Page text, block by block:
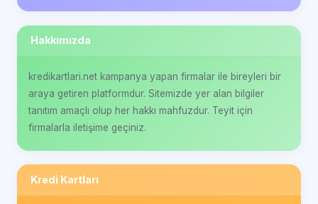
Hakkımızda
kredikartlari.net kampanya yapan firmalar ile bireyleri bir
araya getiren platformdur. Sitemizde yer alan bilgiler
tanıtım amaçlı olup her hakkı mahfuzdur. Teyit için
firmalarla iletişime geçiniz.
Kredi Kartları